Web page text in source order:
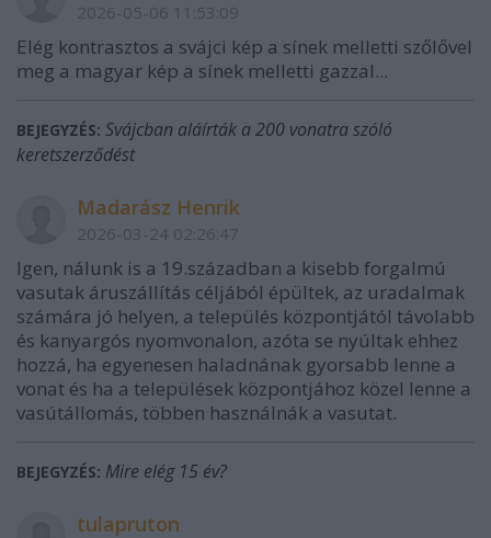
2026-05-06 11:53:09
Elég kontrasztos a svájci kép a sínek melletti szőlővel
meg a magyar kép a sínek melletti gazzal...
BEJEGYZÉS: Svájcban aláírták a 200 vonatra szóló
keretszerződést
Madarász Henrik
2026-03-24 02:26:47
Igen, nálunk is a 19.században a kisebb forgalmú
vasutak áruszállítás céljából épültek, az uradalmak
számára jó helyen, a település központjától távolabb
és kanyargós nyomvonalon, azóta se nyúltak ehhez
hozzá, ha egyenesen haladnának gyorsabb lenne a
vonat és ha a települések központjához közel lenne a
vasútállomás, többen használnák a vasutat.
BEJEGYZÉS: Mire elég 15 év?
tulapruton